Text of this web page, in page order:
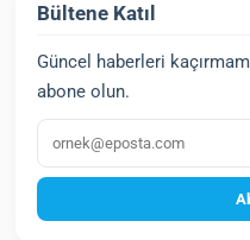
Bültene Katıl
Güncel haberleri
abone olun.
E‑posta